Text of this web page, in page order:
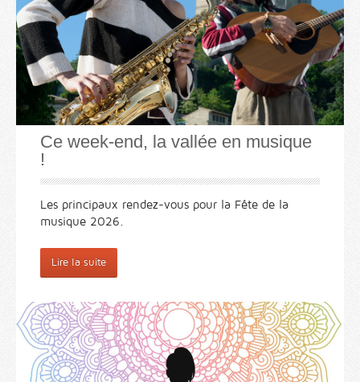
Ce week-end, la vallée en musique
!
Les principaux rendez-vous pour la Fête de la
musique 2026.
Lire la suite